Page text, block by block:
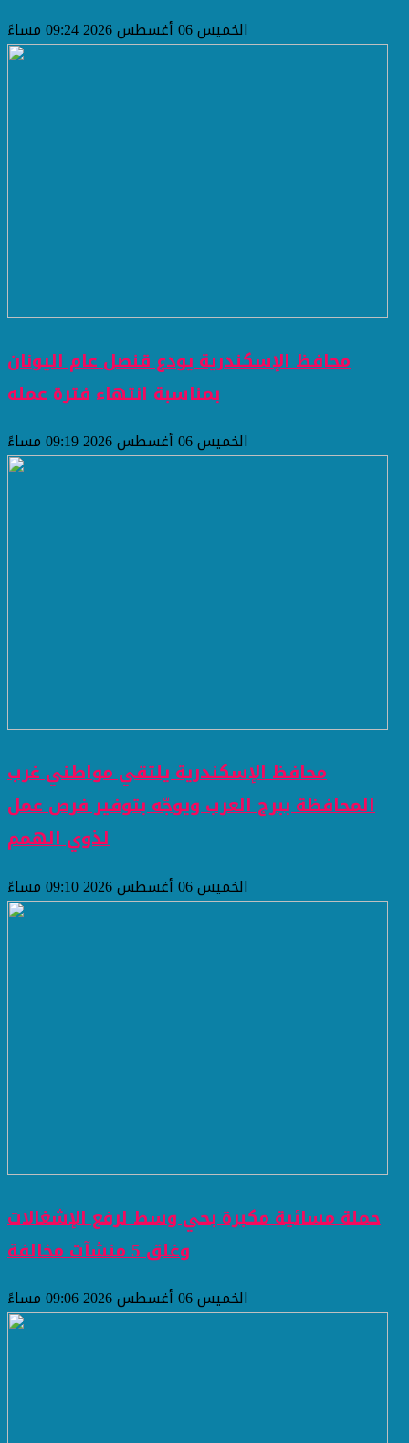
الخميس 06 أغسطس 2026 09:24 مساءً
محافظ الإسكندرية يودع قنصل عام اليونان
بمناسبة انتهاء فترة عمله
الخميس 06 أغسطس 2026 09:19 مساءً
محافظ الإسكندرية يلتقي مواطني غرب
المحافظة ببرج العرب ويوجّه بتوفير فرص عمل
لذوي الهمم
الخميس 06 أغسطس 2026 09:10 مساءً
حملة مسائية مكبرة بحي وسط لرفع الإشغالات
وغلق 5 منشآت مخالفة
الخميس 06 أغسطس 2026 09:06 مساءً